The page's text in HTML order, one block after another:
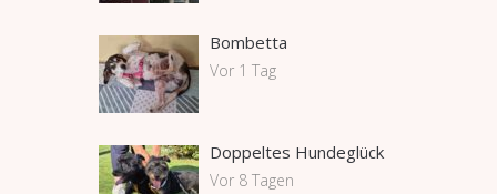
Bombetta
Vor 1 Tag
Doppeltes Hundeglück
Vor 8 Tagen